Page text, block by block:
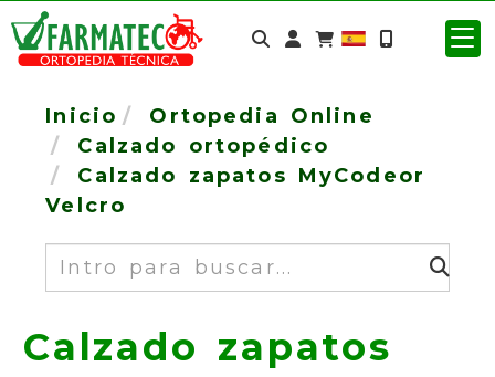
Identifícate
Inicio
Ortopedia Online
Calzado ortopédico
Calzado zapatos MyCodeor
Velcro
Buscar
Calzado zapatos